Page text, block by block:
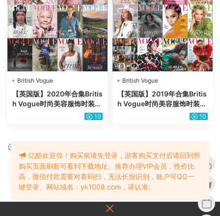
British Vogue
【英国版】2020年合集Britis
h Vogue时尚美容服饰时装设
计高清PDF杂志电子版（1210
British Vogue
【英国版】2019年合集Britis
h Vogue时尚美容服饰时装设
计高清PDF杂志电子版（1210
请先登录
亿酷欢迎你！购买前请先登录，游客购买支付后请回到所
购买页面刷新可看到下载地址。推荐办理VIP会员，性价比
高，微信付款需要对着码扫，无法长按识别，账户可QQ一
键登录。网站域名：yk1008.com，请认准。